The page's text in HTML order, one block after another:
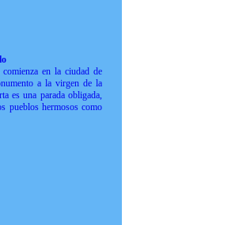
en la ciudad de
a la virgen de la
es una parada obligada,
pueblos hermosos como